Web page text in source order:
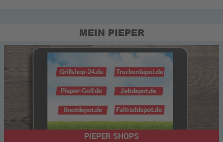
MEIN PIEPER
PIEPER SHOPS